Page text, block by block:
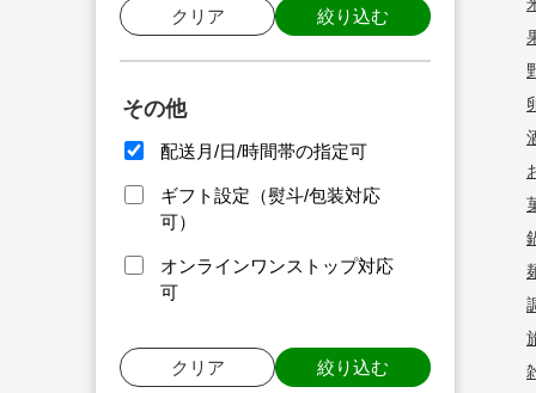
クリア 絞り込む
その他
配送月/日/時間帯の指定可
ギフト設定（熨斗/包装対応
可）
オンラインワンストップ対応
可
クリア 絞り込む